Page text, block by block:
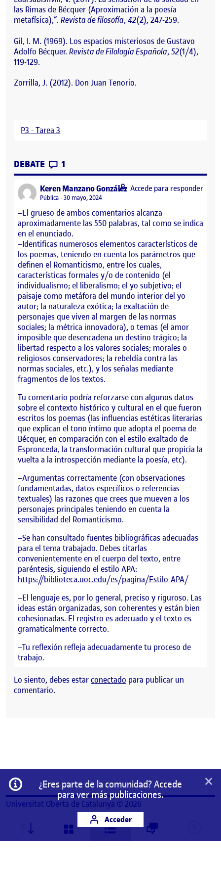
las Rimas de Bécquer (Aproximación a la poesía
metafísica),“. Revista de filosofía, 42(2), 247-259.
Gil, I. M. (1969). Los espacios misteriosos de Gustavo
Adolfo Bécquer. Revista de Filología Española, 52(1/4),
119-129.
Zorrilla, J. (2012). Don Juan Tenorio.
P3 - Tarea 3
DEBATE CONTRIBUTIONS
1
Keren Manzano Gonzálezsays:
Visibilidad:
Pública 30 mayo, 2024
–El grueso de ambos comentarios alcanza
aproximadamente las 550 palabras, tal como se indica
en el enunciado.
–Identificas numerosos elementos característicos de
los poemas, teniendo en cuenta los parámetros que
definen el Romanticismo, entre los cuales,
características formales y/o de contenido (el
individualismo; el liberalismo; el yo subjetivo; el
paisaje como metáfora del mundo interior del yo
autor; la naturaleza exótica; la exaltación de
personajes que viven al margen de las normas
sociales; la métrica innovadora), o temas (el amor
imposible que desencadena un destino trágico; la
libertad respecto a los valores sociales; morales o
religiosos conservadores; la rebeldía contra las
normas sociales, etc.), y los señalas mediante
fragmentos de los textos.
Tu comentario podría reforzarse con algunos datos
sobre el contexto histórico y cultural en el que fueron
escritos los poemas (las influencias estéticas literarias
que explican el tono íntimo que adopta el poema de
Bécquer, en comparación con el estilo exaltado de
Espronceda, la transformación cultural que propicia la
vuelta a la introspección mediante la poesía, etc).
–Argumentas correctamente (con observaciones
fundamentadas, datos específicos o referencias
textuales) las razones que crees que mueven a los
personajes principales teniendo en cuenta la
sensibilidad del Romanticismo.
–Se han consultado fuentes bibliográficas adecuadas
para el tema trabajado. Debes citarlas
convenientemente en el cuerpo del texto, entre
paréntesis, siguiendo el estilo APA:
https://biblioteca.uoc.edu/es/pagina/Estilo-APA/
–El lenguaje es, por lo general, preciso y riguroso. Las
ideas están organizadas, son coherentes y están bien
cohesionadas. El registro es adecuado y el texto es
gramaticalmente correcto.
–Tu reflexión refleja adecuadamente tu proceso de
trabajo.
Accede para responder
Lo siento, debes estarconectado para publicar un
comentario.
Información
¿Eres parte de la comunidad? Accede
para ver más publicaciones.
Acceder
×
Universitat Oberta de Catalunya © 2026